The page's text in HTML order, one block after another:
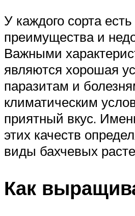
У каждого сорта
преимущества и
Важными
являются хорошая
паразитам и
климатическим
приятный вкус.
этих качеств
виды бахчевых
Как